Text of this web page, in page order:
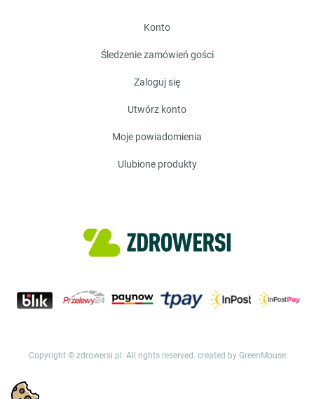
konto
śledzenie zamówień gości
zaloguj się
utwórz konto
moje powiadomienia
ulubione produkty
Copyright © zdrowersi.pl. All rights reserved. created by GreenMouse